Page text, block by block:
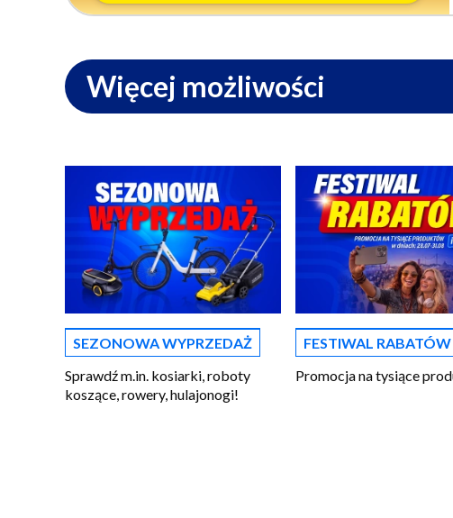
Więcej możliwości
SEZONOWA WYPRZEDAŻ
Sprawdź m.in. kosiarki, roboty
koszące, rowery, hulajonogi!
FESTIWAL RABATÓW
Promocja na tysiące